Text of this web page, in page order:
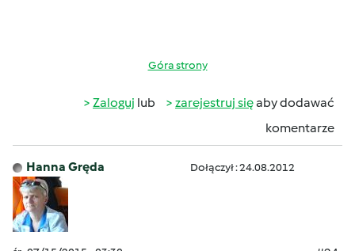
Góra strony
Zaloguj lub zarejestruj sięaby dodawać
komentarze
Hanna Gręda Dołączył : 24.08.2012